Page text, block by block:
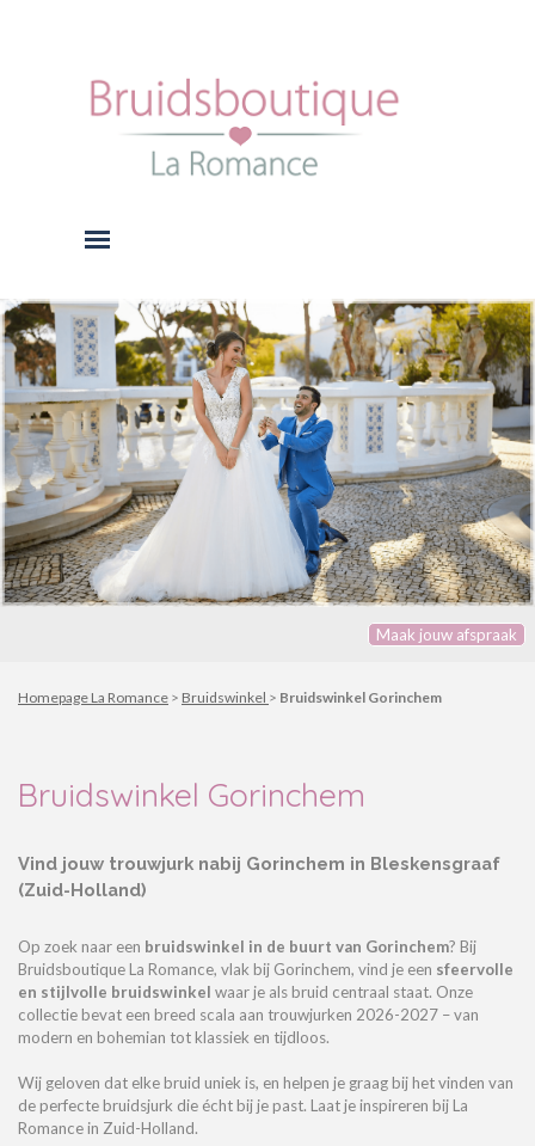
Menu overslaan
Maak jouw afspraak
Homepage La Romance > Bruidswinkel > Bruidswinkel Gorinchem
Bruidswinkel Gorinchem
Vind jouw trouwjurk nabij Gorinchem in Bleskensgraaf
(Zuid-Holland)
Op zoek naar een bruidswinkel in de buurt van Gorinchem? Bij
Bruidsboutique La Romance, vlak bij Gorinchem, vind je een sfeervolle
en stijlvolle bruidswinkel waar je als bruid centraal staat. Onze
collectie bevat een breed scala aan trouwjurken 2026-2027 – van
modern en bohemian tot klassiek en tijdloos.
Wij geloven dat elke bruid uniek is, en helpen je graag bij het vinden van
de perfectebruidsjurk die écht bij je past. Laat je inspireren bij La
Romance in Zuid-Holland.